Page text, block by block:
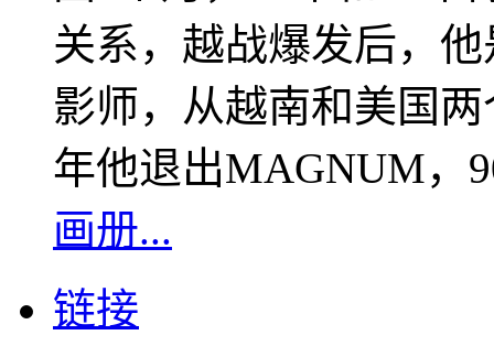
关系，越战爆发后，
影师，从越南和美国
年他退出MAGNUM，
画册...
链接